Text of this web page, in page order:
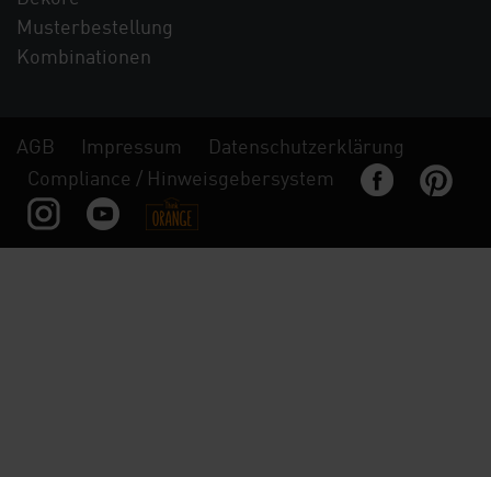
Musterbestellung
Kombinationen
AGB Impressum
Datenschutzerklärung
Compliance / Hinweisgebersystem